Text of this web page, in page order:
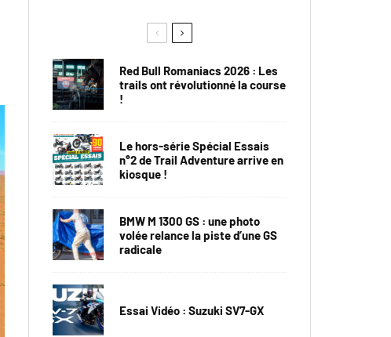
Red Bull Romaniacs 2026 : Les
trails ont révolutionné la course
!
Le hors-série Spécial Essais
n°2 de Trail Adventure arrive en
kiosque !
BMW M 1300 GS : une photo
volée relance la piste d’une GS
radicale
Essai Vidéo : Suzuki SV7-GX